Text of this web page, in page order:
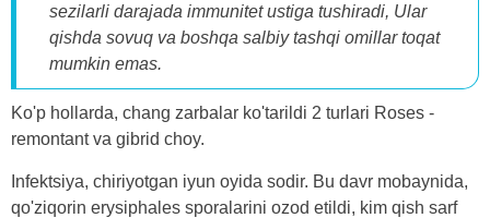
sezilarli darajada immunitet ustiga tushiradi, Ular
qishda sovuq va boshqa salbiy tashqi omillar toqat
mumkin emas.
Ko'p hollarda, chang zarbalar ko'tarildi 2 turlari Roses -
remontant va gibrid choy.
Infektsiya, chiriyotgan iyun oyida sodir. Bu davr mobaynida,
qo'ziqorin erysiphales sporalarini ozod etildi, kim qish sarf